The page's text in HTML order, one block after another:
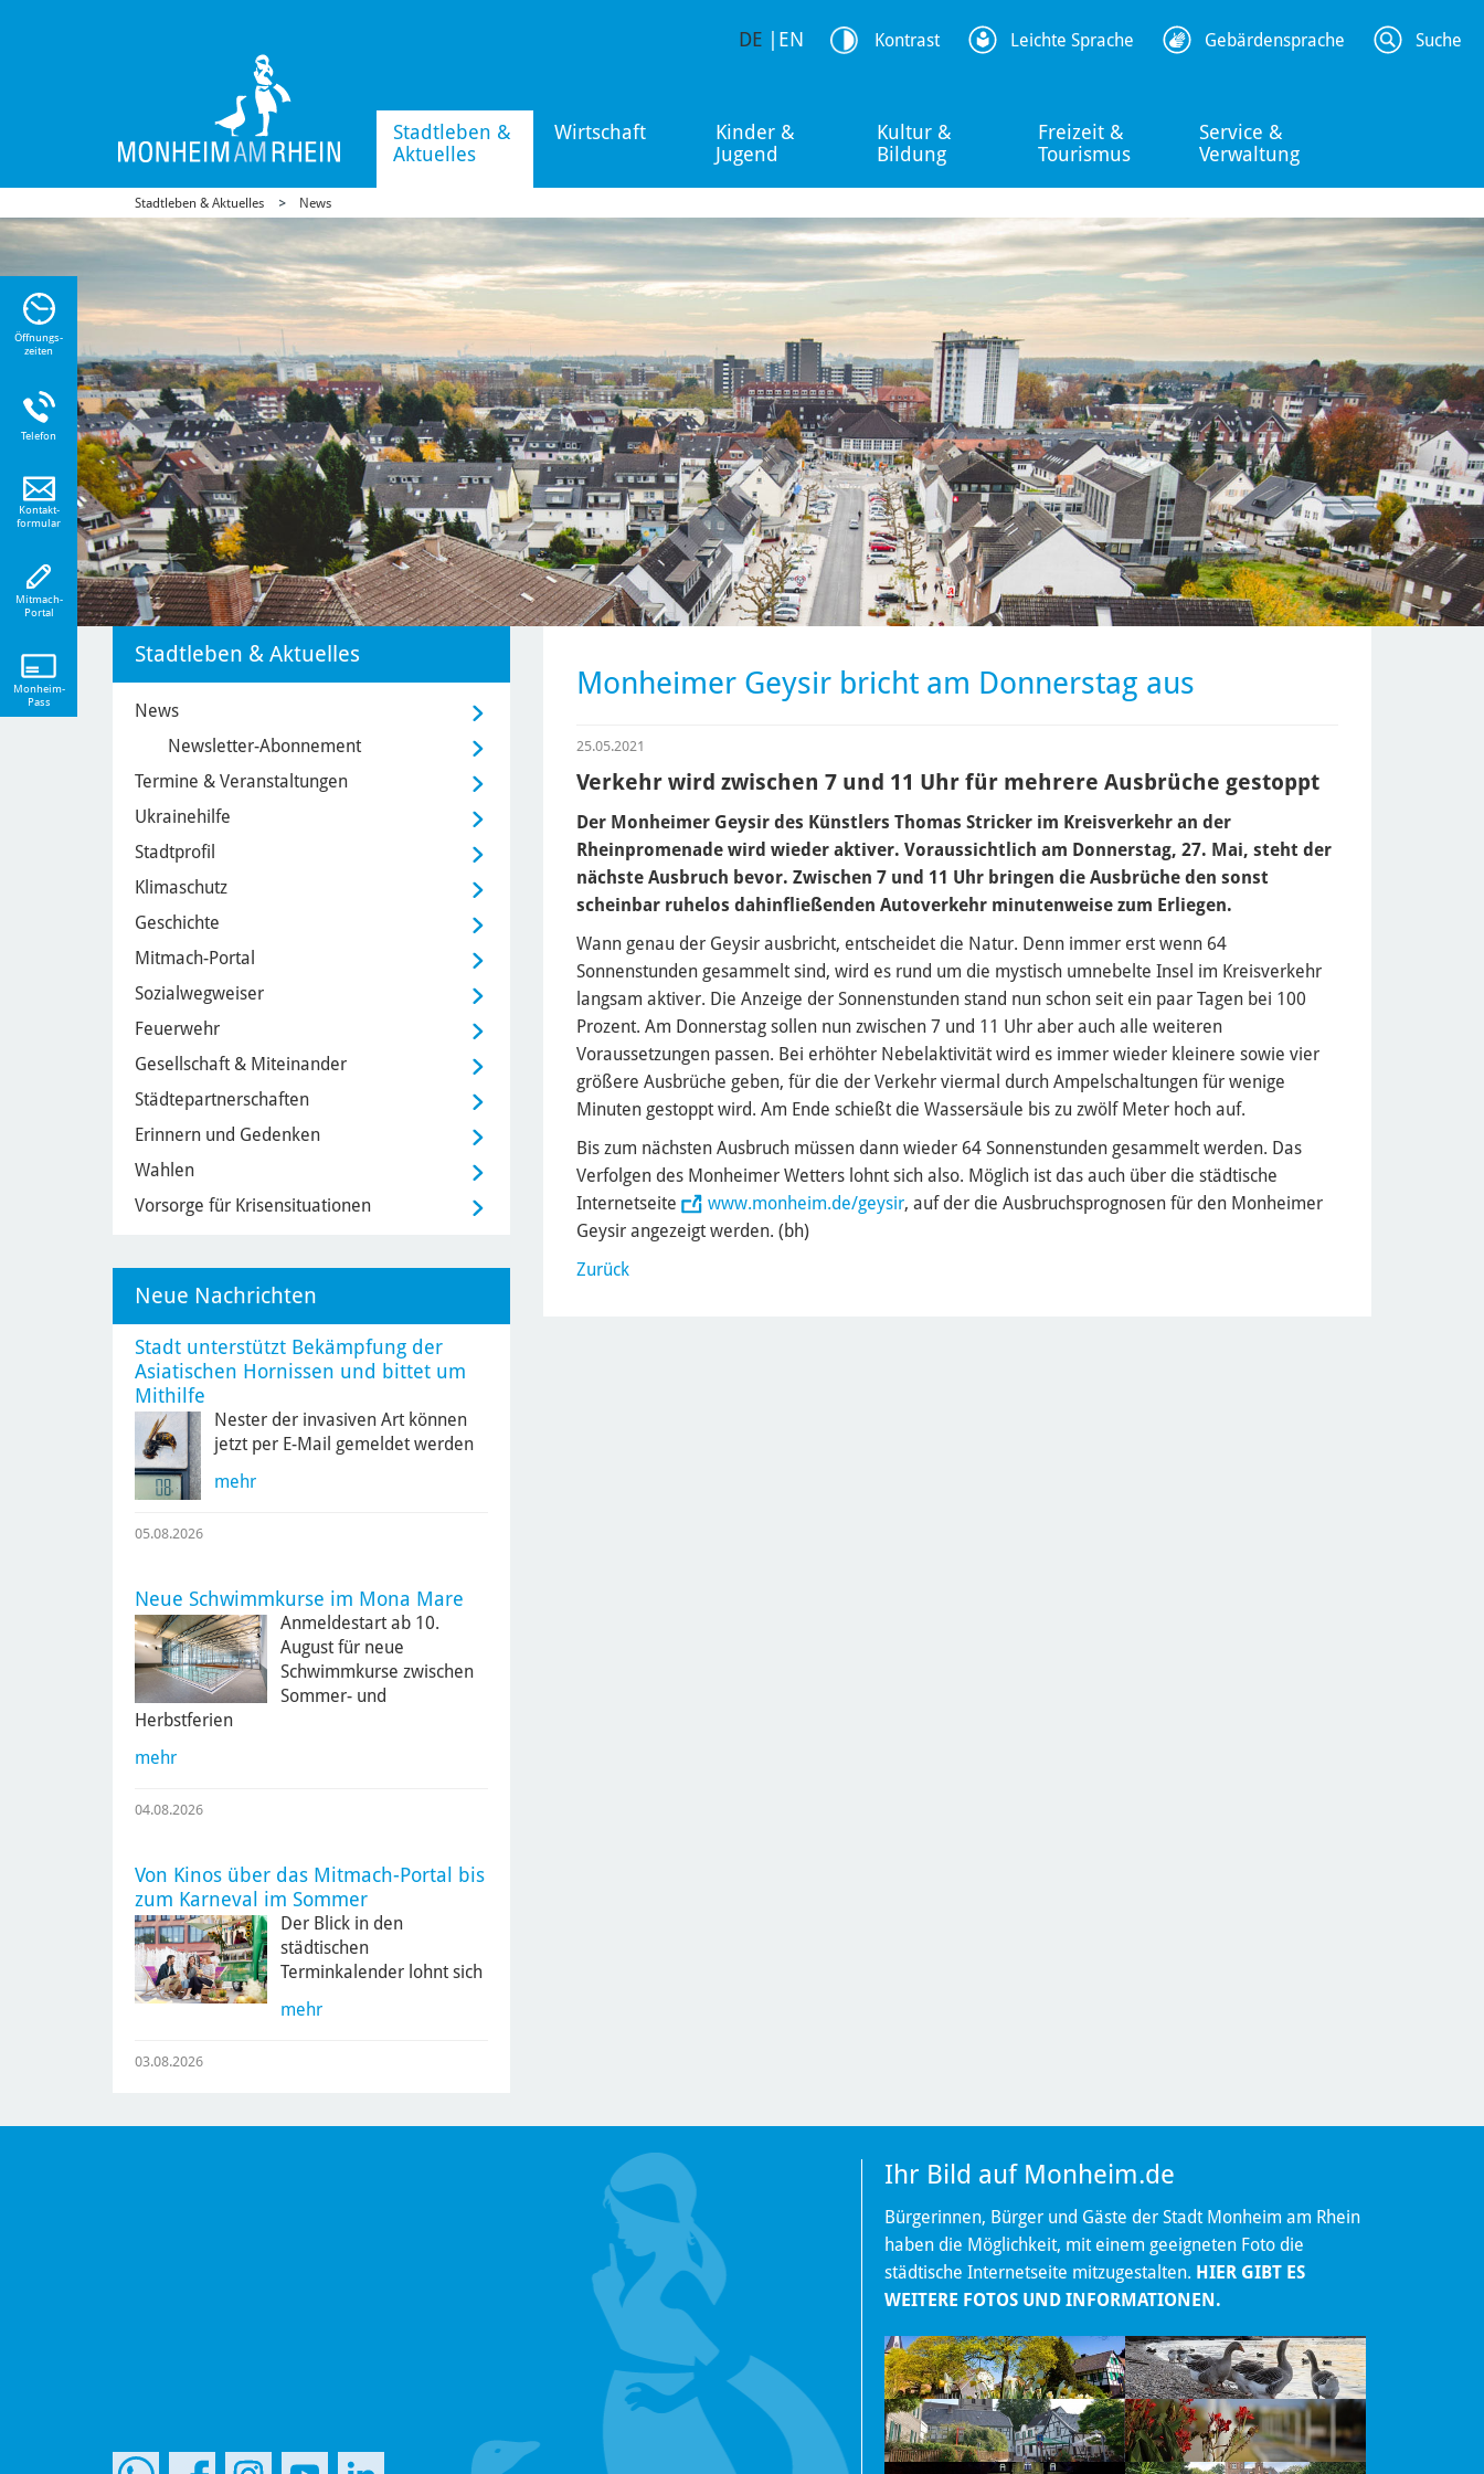
Stadtleben &
Aktuelles
Wirtschaft
Kinder &
Jugend
Kultur &
Bildung
Freizeit &
Tourismus
Service &
Verwaltung
DE EN Kontrast Leichte Sprache Gebärdensprache Suche
Stadtleben & Aktuelles News
Monheimer Geysir bricht am Donnerstag aus
25.05.2021
Verkehr wird zwischen 7 und 11 Uhr für mehrere Ausbrüche gestoppt
Der Monheimer Geysir des Künstlers Thomas Stricker im Kreisverkehr an der
Rheinpromenade wird wieder aktiver. Voraussichtlich am Donnerstag, 27. Mai, steht der
nächste Ausbruch bevor. Zwischen 7 und 11 Uhr bringen die Ausbrüche den sonst
scheinbar ruhelos dahinfließenden Autoverkehr minutenweise zum Erliegen.
Wann genau der Geysir ausbricht, entscheidet die Natur. Denn immer erst wenn 64
Sonnenstunden gesammelt sind, wird es rund um die mystisch umnebelte Insel im Kreisverkehr
langsam aktiver. Die Anzeige der Sonnenstunden stand nun schon seit ein paar Tagen bei 100
Prozent. Am Donnerstag sollen nun zwischen 7 und 11 Uhr aber auch alle weiteren
Voraussetzungen passen. Bei erhöhter Nebelaktivität wird es immer wieder kleinere sowie vier
größere Ausbrüche geben, für die der Verkehr viermal durch Ampelschaltungen für wenige
Minuten gestoppt wird. Am Ende schießt die Wassersäule bis zu zwölf Meter hoch auf.
Bis zum nächsten Ausbruch müssen dann wieder 64 Sonnenstunden gesammelt werden. Das
Verfolgen des Monheimer Wetters lohnt sich also. Möglich ist das auch über die städtische
Internetseite
www.monheim.de/geysir, auf der die Ausbruchsprognosen für den Monheimer
Geysir angezeigt werden. (bh)
Zurück
Stadtleben & Aktuelles
News
Newsletter-Abonnement
Termine & Veranstaltungen
Ukrainehilfe
Stadtprofil
Klimaschutz
Geschichte
Mitmach-Portal
Sozialwegweiser
Feuerwehr
Gesellschaft & Miteinander
Städtepartnerschaften
Erinnern und Gedenken
Wahlen
Vorsorge für Krisensituationen
Neue Nachrichten
Stadt unterstützt Bekämpfung der
Asiatischen Hornissen und bittet um
Mithilfe
Nester der invasiven Art können
jetzt per E-Mail gemeldet werden
mehr
05.08.2026
Neue Schwimmkurse im Mona Mare
Anmeldestart ab 10.
August für neue
Schwimmkurse zwischen
Sommer- und
Herbstferien
mehr
04.08.2026
Von Kinos über das Mitmach-Portal bis
zum Karneval im Sommer
Der Blick in den
städtischen
Terminkalender lohnt sich
mehr
03.08.2026
Ihr Bild auf Monheim.de
Bürgerinnen, Bürger und Gäste der Stadt Monheim am Rhein
haben die Möglichkeit, mit einem geeigneten Foto die
städtische Internetseite mitzugestalten. HIER GIBT ES
WEITERE FOTOS UND INFORMATIONEN.
Öffnungs-
zeiten
Telefon
Kontakt-
formular
Mitmach-
Portal
Monheim-
Pass
Sie
zu